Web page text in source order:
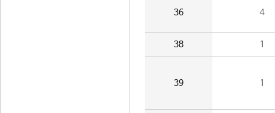
36 4
38 1
39 1